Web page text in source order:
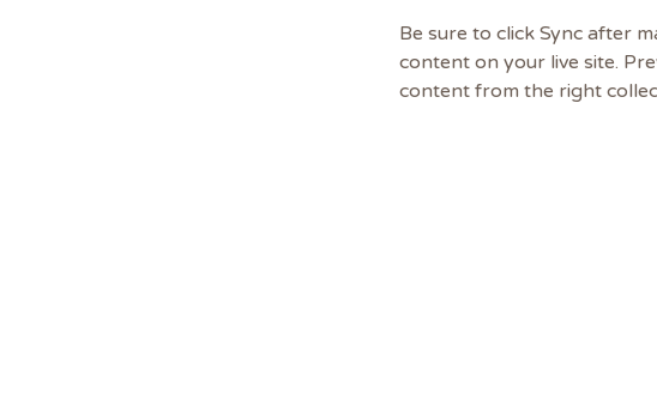
Be sure to click Sync after
content on your live site.
content from the right